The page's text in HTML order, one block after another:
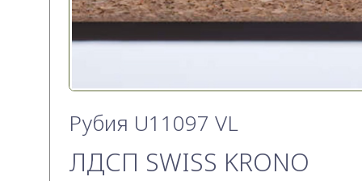
Рубия U11097 VL
ЛДСП SWISS KRONO